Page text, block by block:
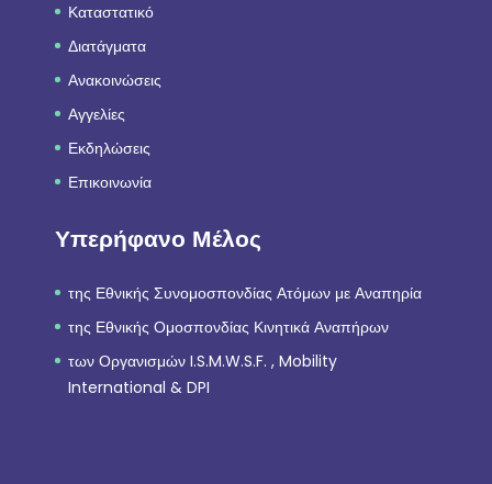
Καταστατικό
Διατάγματα
Ανακοινώσεις
Αγγελίες
Εκδηλώσεις
Επικοινωνία
Υπερήφανο Μέλος
της Εθνικής Συνομοσπονδίας Ατόμων με Αναπηρία
της Εθνικής Ομοσπονδίας Κινητικά Αναπήρων
των Οργανισμών I.S.M.W.S.F. , Mobility
International & DPI